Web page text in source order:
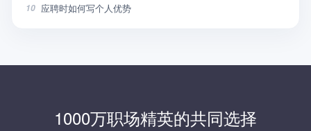
10 应聘时如何写个人优势
1000万职场精英的共同选择